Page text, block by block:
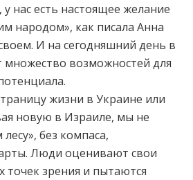
у нас есть настоящее желание
народом», как писала Анна
И на сегодняшний день в
множество возможностей для
жизни в Украине или
новую в Израиле, мы не
без компаса,
Люди оценивают свои
точек зрения и пытаются